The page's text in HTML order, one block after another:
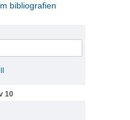
bibliografien
10